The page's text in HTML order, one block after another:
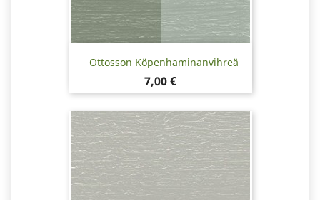
Ottosson Köpenhaminanvihreä
Hinta
7,00 €